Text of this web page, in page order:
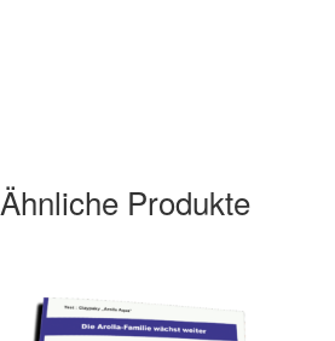
Ähnliche Produkte